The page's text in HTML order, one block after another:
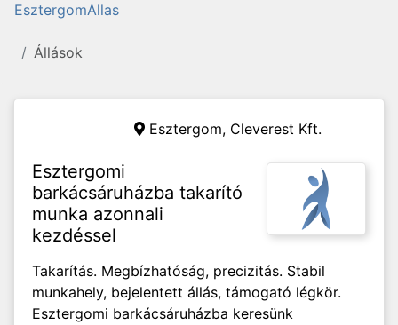
EsztergomAllas
Állások
Esztergom, Cleverest Kft.
Esztergomi
barkácsáruházba takarító
munka azonnali
kezdéssel
Takarítás. Megbízhatóság, precizitás. Stabil
munkahely, bejelentett állás, támogató légkör.
Esztergomi barkácsáruházba keresünk